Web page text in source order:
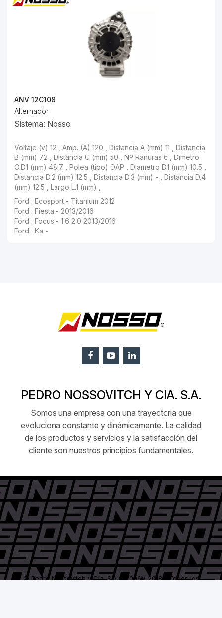
ANV 12C108
Alternador
Sistema: Nosso
Voltaje (v) 12 , Amp. (A) 120 , Distancia A (mm) 11 , Distancia
B (mm) 72 , Distancia C (mm) 50 , Nº Ranuras 6 , Dimetro
O.D1 (mm) 48.7 , Polea (tipo) OAP , Diametro D.1 (mm) 10.5 ,
Distancia D.2 (mm) 12.5 , Distancia D.3 (mm) - , Distancia D.4
(mm) 12.5 , Largo L.1 (mm) ,
Ford : Ecosport - Titanium 2012
Ford : Fiesta - 2013/2016
Ford : Focus - 1.6 2.0 2013/2016
Ford : Ka -
PEDRO NOSSOVITCH Y CIA. S.A.
Somos una empresa con una trayectoria que
evoluciona constante y dinámicamente. La calidad
de los productos y servicios y la satisfacción del
cliente son nuestros principios fundamentales.
© Pedro Nossovitch y Cía. S.A. - 2006 / 2018 - Todos los